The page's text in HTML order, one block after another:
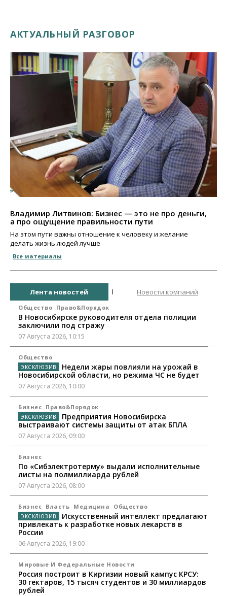
АКТУАЛЬНЫЙ РАЗГОВОР
Владимир Литвинов: Бизнес — это не про деньги,
а про ощущение правильности пути
На этом пути важны отношение к человеку и желание
делать жизнь людей лучше
Все материалы
Лента новостей Новости компаний
Общество Право&Порядок
В Новосибирске руководителя отдела полиции
заключили под стражу
07 Августа 2026, 10:15
Общество
Недели жары повлияли на урожай в
Новосибирской области, но режима ЧС не будет
07 Августа 2026, 10:00
Бизнес Право&Порядок
Предприятия Новосибирска
выстраивают системы защиты от атак БПЛА
07 Августа 2026, 09:00
Бизнес
По «Сибэлектротерму» выдали исполнительные
листы на полмиллиарда рублей
07 Августа 2026, 08:00
Бизнес Власть Медицина Общество
Искусственный интеллект предлагают
привлекать к разработке новых лекарств в
России
06 Августа 2026, 19:00
Мировые И Федеральные Новости
Россия построит в Киргизии новый кампус КРСУ:
30 гектаров, 15 тысяч студентов и 30 миллиардов
рублей